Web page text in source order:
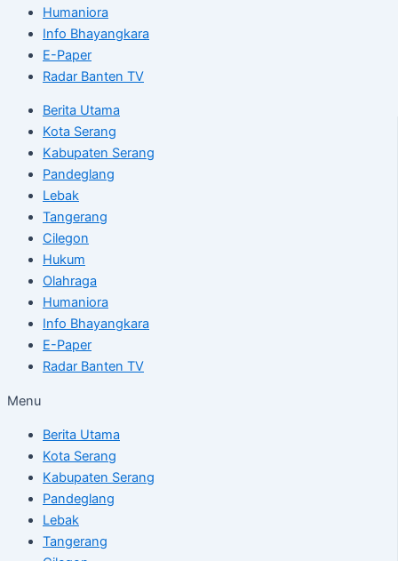
Humaniora
Info Bhayangkara
E-Paper
Radar Banten TV
Berita Utama
Kota Serang
Kabupaten Serang
Pandeglang
Lebak
Tangerang
Cilegon
Hukum
Olahraga
Humaniora
Info Bhayangkara
E-Paper
Radar Banten TV
Menu
Berita Utama
Kota Serang
Kabupaten Serang
Pandeglang
Lebak
Tangerang